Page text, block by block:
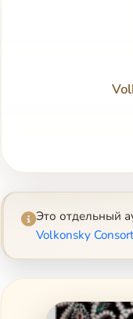
Это отдельный
Volkonsky